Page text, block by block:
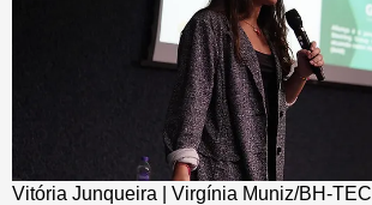
Vitória Junqueira | Virgínia Muniz/BH-TEC